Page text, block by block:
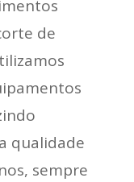
de
qualidade
sempre